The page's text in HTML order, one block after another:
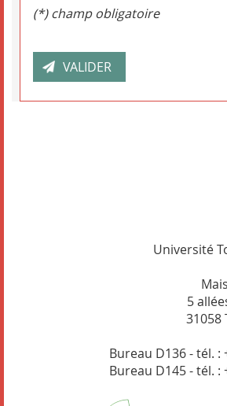
(*) champ obligatoire
Université
5
31058
Bureau D136 - tél. :
Bureau D145 - tél. :